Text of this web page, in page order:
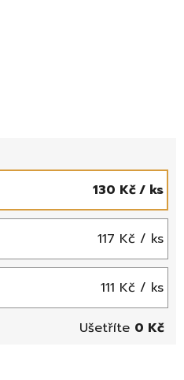
130 Kč/ ks
117 Kč / ks
111 Kč / ks
0 Kč